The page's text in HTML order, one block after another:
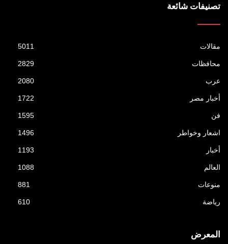
تصنيفات شائعة
مقالات 5011
محافظات 2829
عرب 2080
أخبار مصر 1722
فن 1595
اشعار وخواطر 1496
أخبار 1193
العالم 1088
منوعات 881
رياضة 610
المعرض